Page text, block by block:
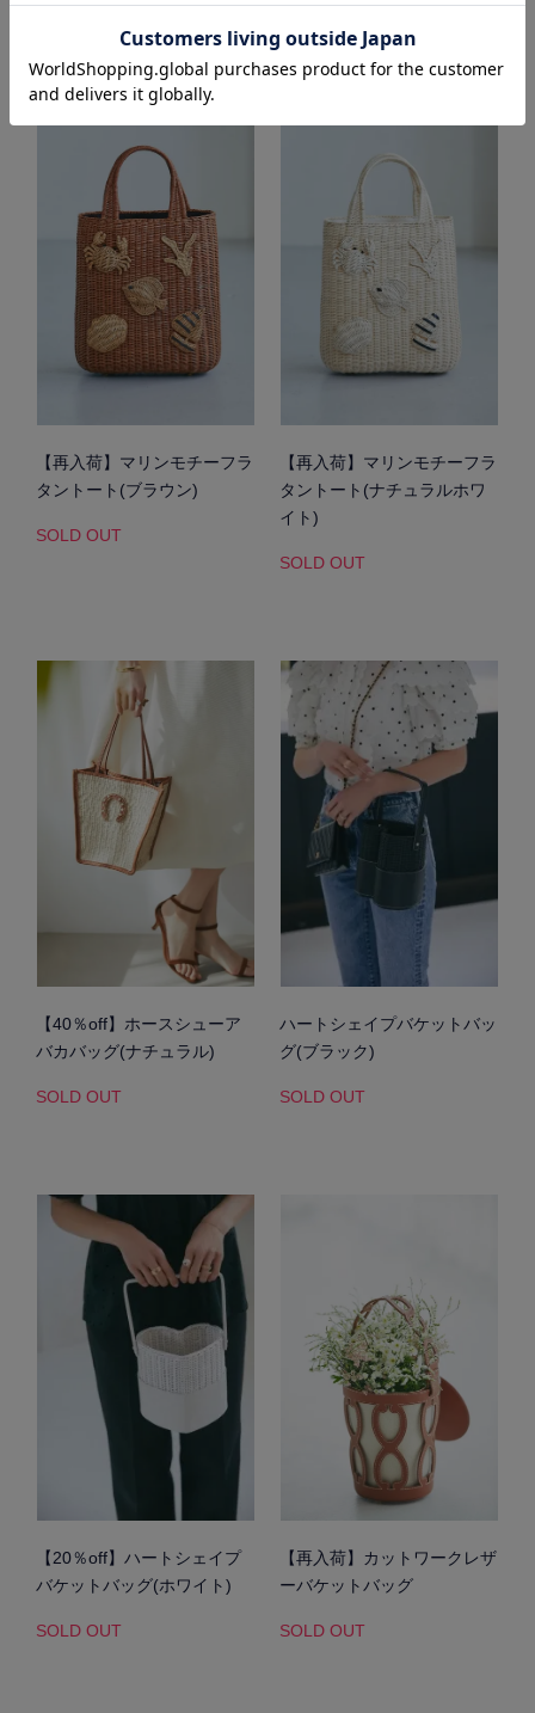
【再入荷】マリンモチーフラ
タントート(ブラウン)
SOLD OUT
【再入荷】マリンモチーフラ
タントート(ナチュラルホワ
イト)
SOLD OUT
【40％off】ホースシューア
バカバッグ(ナチュラル)
SOLD OUT
ハートシェイプバケットバッ
グ(ブラック)
SOLD OUT
【20％off】ハートシェイプ
バケットバッグ(ホワイト)
SOLD OUT
【再入荷】カットワークレザ
ーバケットバッグ
SOLD OUT